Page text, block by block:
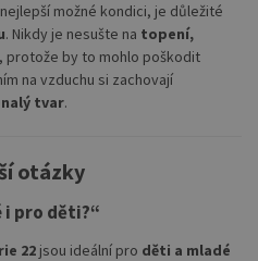
možné kondici, je důležité
. Nikdy je nesušte na topení,
, protože by to mohlo poškodit
na vzduchu si zachovají
tvar.
otázky
pro děti?“
22 jsou ideální pro děti a mladé